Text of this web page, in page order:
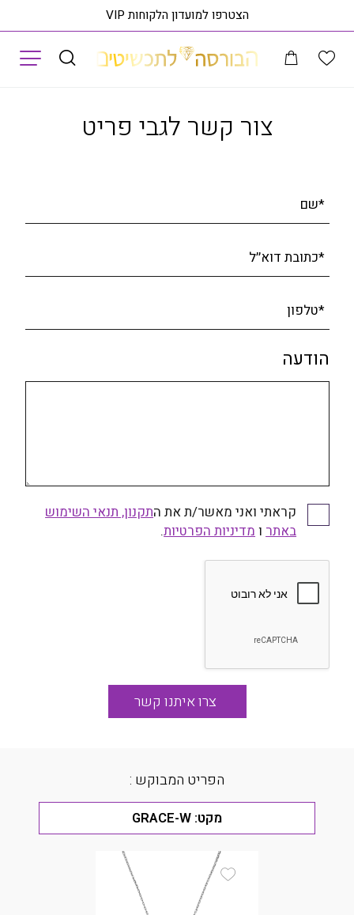
הצטרפו למועדון הלקוחות VIP
צור קשר לגבי פריט
*שם
*כתובת דוא׳׳ל
*טלפון
הודעה
קראתי ואני מאשר/ת את התקנון, תנאי השימוש באתר
ומדיניות הפרטיות
קראתי ואני מאשר/ת את התקנון, תנאי השימוש
באתר ו מדיניות הפרטיות.
הפריט המבוקש :
מקט: GRACE-W
Add Wishlist